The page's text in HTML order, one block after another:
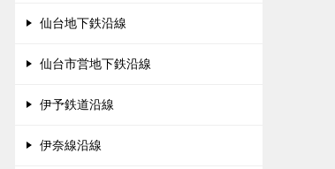
仙台地下鉄沿線
仙台市営地下鉄沿線
伊予鉄道沿線
伊奈線沿線